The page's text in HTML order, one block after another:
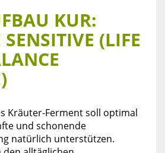
KUR:
(LIFE
Kräuter-Ferment soll optimal
und schonende
natürlich unterstützen.